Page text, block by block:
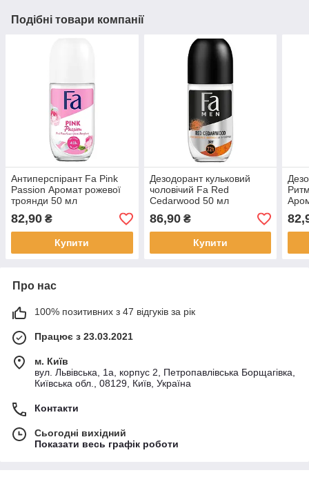
Подібні товари компанії
Антиперспірант Fa Pink
Passion Аромат рожевої
троянди 50 мл
82,90 ₴
Купити
Дезодорант кульковий
чоловічий Fa Red
Cedarwood 50 мл
86,90₴
Купити
Про нас
100% позитивних з 47 відгуків за рік
Працює з 23.03.2021
м. Київ
вул. Львівська, 1а, корпус 2, Петропавлівська Борщагівка,
Київська обл., 08129, Київ, Україна
Контакти
Сьогодні вихідний
Показати весь графік роботи